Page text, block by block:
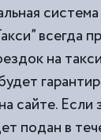
всегда
на
сайте. Если
подан в